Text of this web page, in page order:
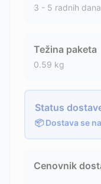
3 - 5 radnih dana
Težina paketa
0.59 kg
Status
📦 Dostava se
Cenovnik